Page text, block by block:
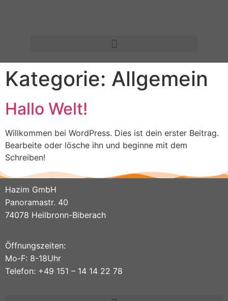
Kategorie: Allgemein
Hallo Welt!
Willkommen bei WordPress. Dies ist dein erster Beitrag.
Bearbeite oder lösche ihn und beginne mit dem
Schreiben!
Hazim GmbH
Panoramastr. 40
74078 Heilbronn-Biberach
Öffnungszeiten:
Mo-F: 8-18Uhr
Telefon: +49 151 – 14 14 22 78